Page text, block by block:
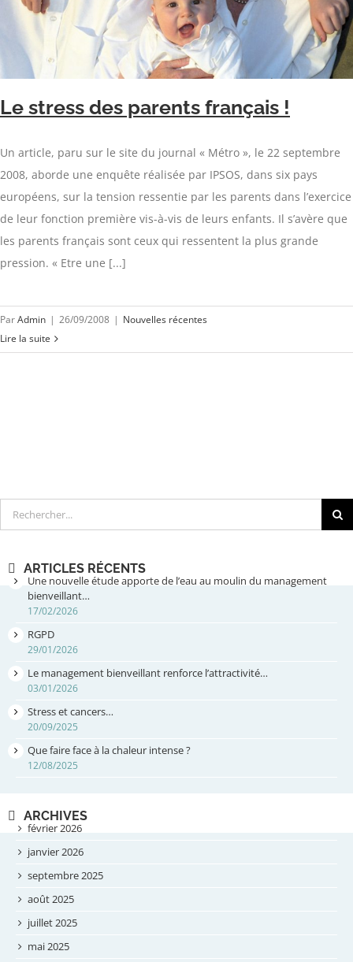
Le stress des parents français !
Un article, paru sur le site du journal « Métro », le 22 septembre
2008, aborde une enquête réalisée par IPSOS, dans six pays
européens, sur la tension ressentie par les parents dans l’exercice
de leur fonction première vis-à-vis de leurs enfants. Il s’avère que
les parents français sont ceux qui ressentent la plus grande
pression. « Etre une [...]
ParAdmin | 26/09/2008 | Nouvelles récentes
Lire la suite
Rechercher
ARTICLES RÉCENTS
Une nouvelle étude apporte de l’eau au moulin du management
bienveillant…
17/02/2026
RGPD
29/01/2026
Le management bienveillant renforce l’attractivité…
03/01/2026
Stress et cancers…
20/09/2025
Que faire face à la chaleur intense ?
12/08/2025
ARCHIVES
février 2026
janvier 2026
septembre 2025
août 2025
juillet 2025
mai 2025